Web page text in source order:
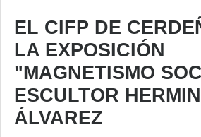
EL CIFP DE
LA EXPOSICIÓN
"MAGNETISMO
ESCULTOR
ÁLVAREZ